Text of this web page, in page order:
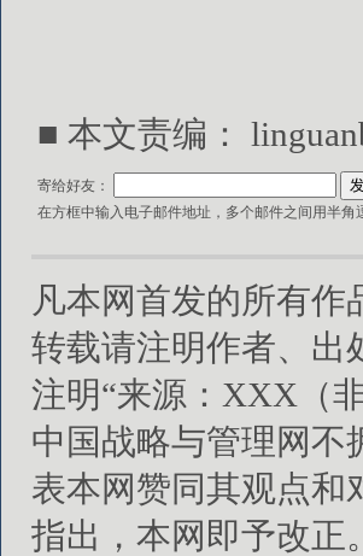
■ 本文责编：
寄给好友：
在方框中输入电子邮件地址，多个邮件之间用半角
凡本网首发的所有
转载请注明作者、出
注明“来源：XXX（
中国战略与管理网不
表本网赞同其观点和
指出，本网即予改正。